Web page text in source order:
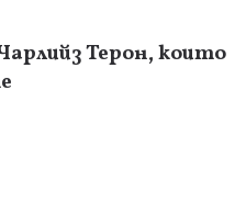
Терон, които